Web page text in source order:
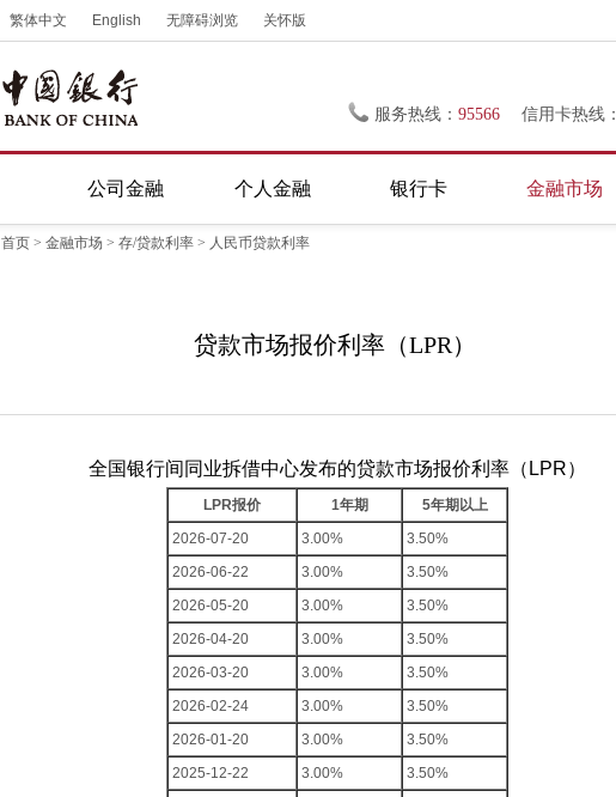
繁体中文 English 无障碍浏览 关怀版
服务热线： 95566 信用卡热线：
公司金融 个人金融 银行卡 金融市场
首页 > 金融市场 > 存/贷款利率 > 人民币贷款利率
贷款市场报价利率（LPR）
全国银行间同业拆借中心发布的贷款市场报价利率（LPR）
LPR报价 1年期
5年期以上
2026-07-20
3.00%
3.50%
2026-06-22
3.00%
3.50%
2026-05-20
3.00%
3.50%
2026-04-20
3.00%
3.50%
2026-03-20
3.00%
3.50%
2026-02-24
3.00%
3.50%
2026-01-20
3.00%
3.50%
2025-12-22
3.00%
3.50%